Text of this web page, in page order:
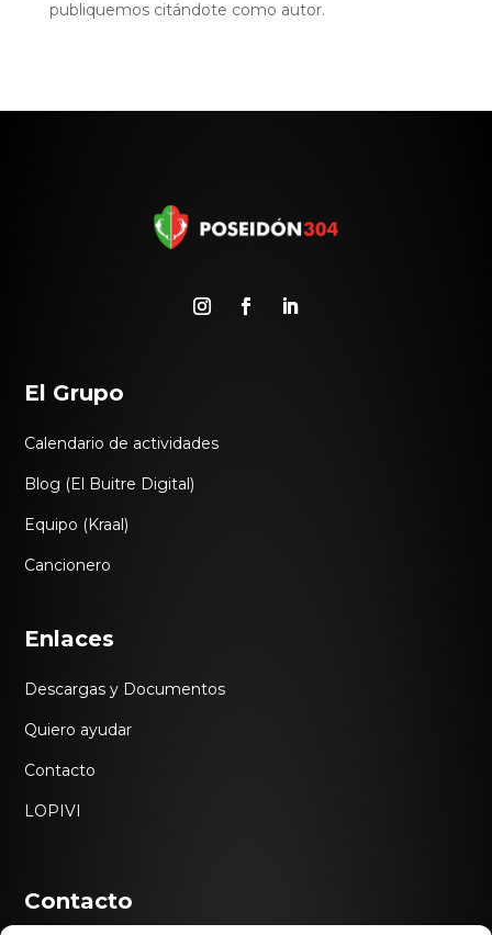
publiquemos citándote como autor.
El Grupo
Calendario de actividades
Blog (El Buitre Digital)
Equipo (Kraal)
Cancionero
Enlaces
Descargas y Documentos
Quiero ayudar
Contacto
LOPIVI
Contacto